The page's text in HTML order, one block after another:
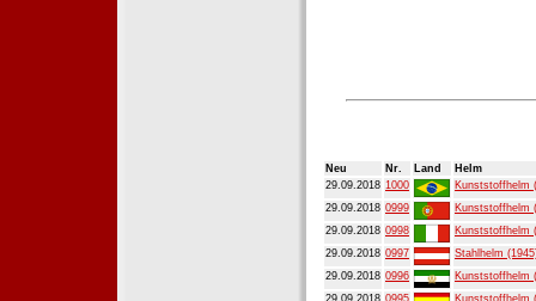
Neu Nr. Land
Helm
29.09.2018 1000
Kunststoffhelm
29.09.2018 0999
Kunststoffhelm
29.09.2018 0998
Kunststoffhelm
29.09.2018 0997
Stahlhelm
29.09.2018 0996
Kunststoffhelm
29.09.2018 0995
Kunststoffhelm